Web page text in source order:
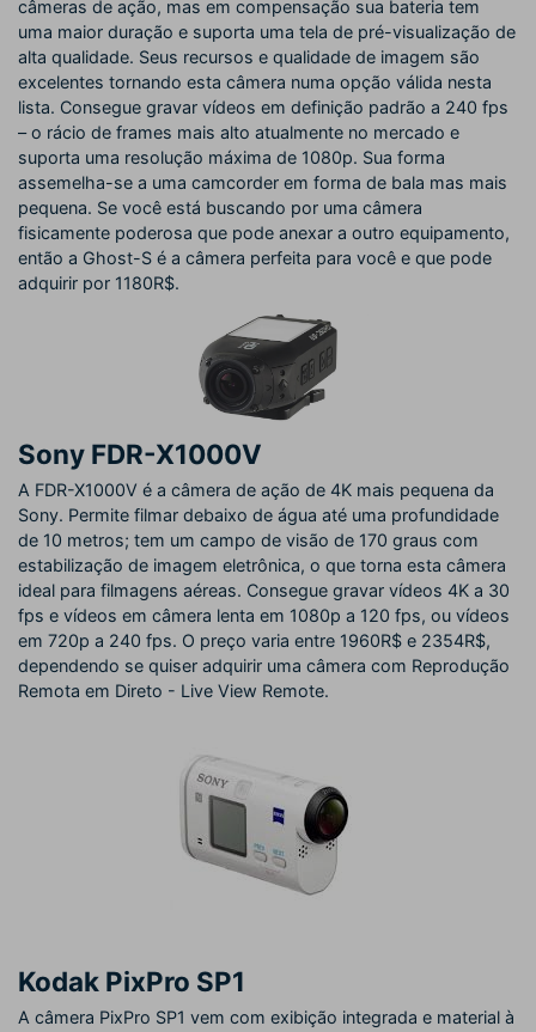
câmeras de ação, mas em compensação sua bateria tem
uma maior duração e suporta uma tela de pré-visualização de
alta qualidade. Seus recursos e qualidade de imagem são
excelentes tornando esta câmera numa opção válida nesta
lista. Consegue gravar vídeos em definição padrão a 240 fps
– o rácio de frames mais alto atualmente no mercado e
suporta uma resolução máxima de 1080p. Sua forma
assemelha-se a uma camcorder em forma de bala mas mais
pequena. Se você está buscando por uma câmera
fisicamente poderosa que pode anexar a outro equipamento,
então a Ghost-S é a câmera perfeita para você e que pode
adquirir por 1180R$.
Sony FDR-X1000V
A FDR-X1000V é a câmera de ação de 4K mais pequena da
Sony. Permite filmar debaixo de água até uma profundidade
de 10 metros; tem um campo de visão de 170 graus com
estabilização de imagem eletrônica, o que torna esta câmera
ideal para filmagens aéreas. Consegue gravar vídeos 4K a 30
fps e vídeos em câmera lenta em 1080p a 120 fps, ou vídeos
em 720p a 240 fps. O preço varia entre 1960R$ e 2354R$,
dependendo se quiser adquirir uma câmera com Reprodução
Remota em Direto - Live View Remote.
Kodak PixPro SP1
A câmera PixPro SP1 vem com exibição integrada e material à